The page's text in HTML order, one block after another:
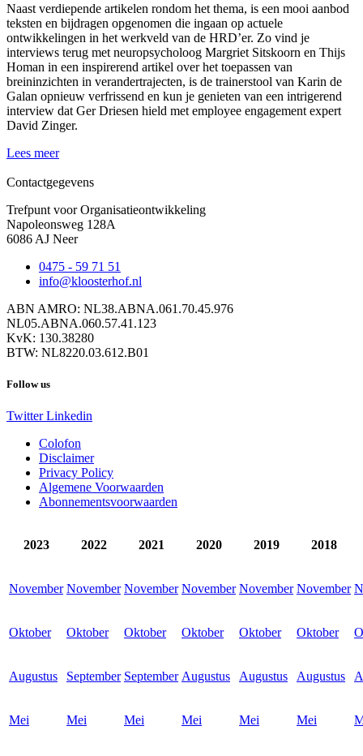
Naast verdiepende artikelen rondom het thema, is een mooi aanbod
teksten en bijdragen opgenomen die ingaan op actuele
ontwikkelingen in het werkveld van de HRD’er. Zo vind je
interviews terug met neuropsycholoog Margriet Sitskoorn en Thijs
Homan in een inspirerend artikel over het toepassen van
breininzichten in verandertrajecten, is de trainerstool van Karin de
Galan opnieuw verfrissend en kun je genieten van een intrigerend
interview dat Ger Driesen hield met employee engagement expert
David Zinger.
Lees meer
Contactgegevens
Trefpunt voor Organisatieontwikkeling
Napoleonsweg 128A
6086 AJ Neer
0475 - 59 71 51
info@kloosterhof.nl
ABN AMRO: NL38.ABNA.061.70.45.976
NL05.ABNA.060.57.41.123
KvK: 130.38280
BTW: NL8220.03.612.B01
Follow us
Twitter Linkedin
Colofon
Disclaimer
Privacy Policy
Algemene Voorwaarden
Abonnementsvoorwaarden
2023 2022 2021 2020 2019 2018
November November November November November November
Oktober Oktober Oktober Oktober Oktober Oktober
Augustus September September Augustus Augustus Augustus
Mei Mei Mei Mei Mei Mei